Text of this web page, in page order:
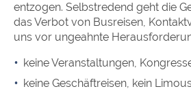
entzogen. Selbstredend geht die
das Verbot von Busreisen,
uns vor ungeahnte
keine Veranstaltungen,
keine Geschäftreisen, kein